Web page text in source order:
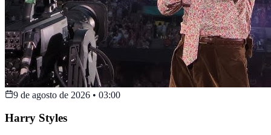
9 de agosto de 2026 • 03:00
Harry Styles